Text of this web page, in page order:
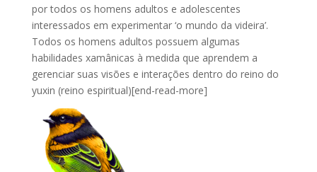
por todos os homens adultos e adolescentes
interessados em experimentar ‘o mundo da videira’.
Todos os homens adultos possuem algumas
habilidades xamânicas à medida que aprendem a
gerenciar suas visões e interações dentro do reino do
yuxin (reino espiritual)[end-read-more]